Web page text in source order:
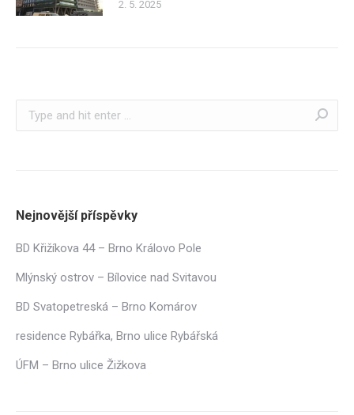
2. 5. 2025
Search:
Nejnovější příspěvky
BD Křižíkova 44 – Brno Královo Pole
Mlýnský ostrov – Bílovice nad Svitavou
BD Svatopetreská – Brno Komárov
residence Rybářka, Brno ulice Rybářská
ÚFM – Brno ulice Žižkova